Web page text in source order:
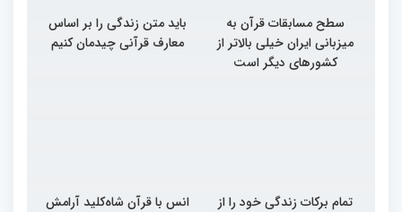
سطح مسابقات قرآن به
میزبانی ایران خیلی بالاتر از
کشورهای دیگر است
باید متن زندگی را بر اساس
معارف قرآنی چیدمان کنیم
تمام برکات زندگی خود را از
انس با قرآن شاه‌کلید آرامش